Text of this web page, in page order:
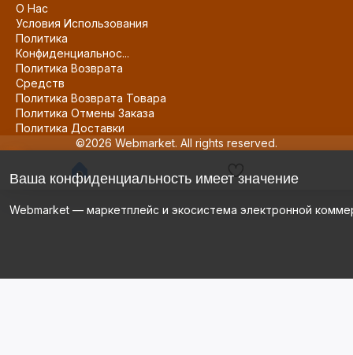
О Нас
Условия Использования
Политика
Конфиденциальнос...
Политика Возврата
Средств
Политика Возврата Товара
Политика Отмены Заказа
Политика Доставки
©2026 Webmarket. All rights reserved.
Ваша конфиденциальность имеет значение
Webmarket — маркетплейс и экосистема электронной